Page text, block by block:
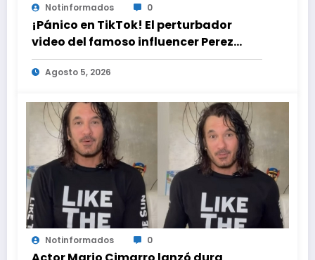
Notinformados 0
¡Pánico en TikTok! El perturbador
video del famoso influencer Perez
Hilton que obligó a sus fans a pedir
ayuda médica
Agosto 5, 2026
Notinformados 0